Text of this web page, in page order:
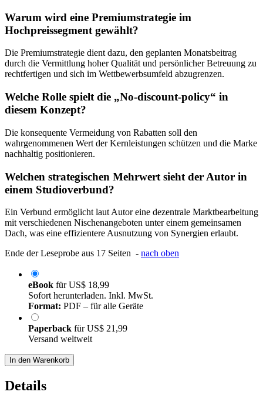
Warum wird eine Premiumstrategie im
Hochpreissegment gewählt?
Die Premiumstrategie dient dazu, den geplanten Monatsbeitrag
durch die Vermittlung hoher Qualität und persönlicher Betreuung zu
rechtfertigen und sich im Wettbewerbsumfeld abzugrenzen.
Welche Rolle spielt die „No-discount-policy“ in
diesem Konzept?
Die konsequente Vermeidung von Rabatten soll den
wahrgenommenen Wert der Kernleistungen schützen und die Marke
nachhaltig positionieren.
Welchen strategischen Mehrwert sieht der Autor in
einem Studioverbund?
Ein Verbund ermöglicht laut Autor eine dezentrale Marktbearbeitung
mit verschiedenen Nischenangeboten unter einem gemeinsamen
Dach, was eine effizientere Ausnutzung von Synergien erlaubt.
Ende der Leseprobe aus 17 Seiten - nach oben
eBook fürUS$ 18,99
Sofort herunterladen. Inkl. MwSt.
Format: PDF – für alle Geräte
Paperback fürUS$ 21,99
Versand weltweit
In den Warenkorb
Details